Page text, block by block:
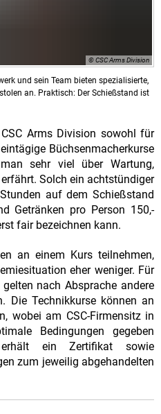
© CSC Arms Division
und sein Team bieten spezialisierte,
an. Praktisch: Der Schießstand ist
Arms Division sowohl für
Büchsenmacherkurse
sehr viel über Wartung,
Solch ein achtstündiger
auf dem Schießstand
Getränken pro Person 150,-
fair bezeichnen kann.
an einem Kurs teilnehmen,
eher weniger. Für
nach Absprache andere
Die Technikkurse können an
wobei am CSC-Firmensitz in
Bedingungen gegeben
ein Zertifikat sowie
zum jeweilig abgehandelten